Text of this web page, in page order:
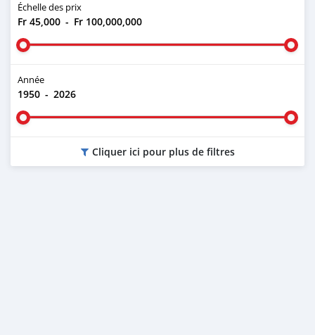
Échelle des prix
Fr 45,000 - Fr 100,000,000
Année
1950 - 2026
Cliquer ici pour plus de filtres